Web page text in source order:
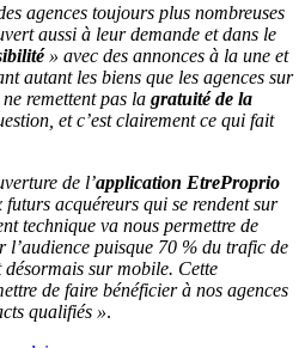
agences toujours plus nombreuses
aussi à leur demande et dans le
» avec des annonces à la une et
autant les biens que les agences sur
remettent pas la gratuité de la
et c’est clairement ce qui fait
de l’application EtreProprio
acquéreurs qui se rendent sur
technique va nous permettre de
l’audience puisque 70 % du trafic de
désormais sur mobile. Cette
de faire bénéficier à nos agences
qualifiés ».